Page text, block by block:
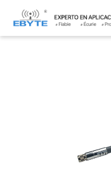
Home > Accessoires >